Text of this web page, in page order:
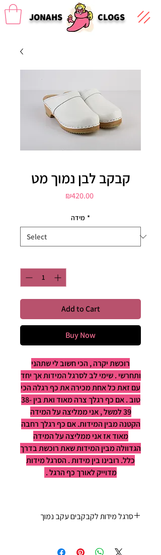
JONAHS CLOGS
קבקב לבן נמוך מט
₪420.00Price
מידה *
Add to Cart
Buy Now
רוכשת יקרה , הכי חשוב לי שתהני
ותחרשי . שימי לב לסרגל המידות אך יחד
עם זאת כל אחת מכירה את כף רגלה הכי
טוב . אם כף רגלך צרה מאוד ואת בין 38-
39 למשל , אני ממליצה על המידה
הקטנה מבין המידות. אם כף רגלך רחבה
מאוד אז אני ממליצה על המידה
הגדוולה מבין המידות שאת רוכשת בדרך
כלל. רובינו בין מידות . הסרגל מידות
מדוייק לאורך כף הרגל .
סרגל מידות לקבקבים עקב נמוך